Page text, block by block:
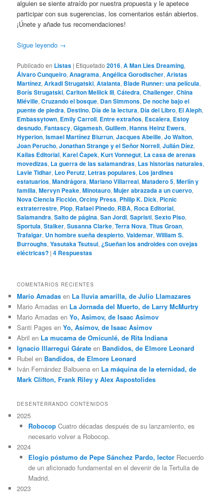
alguien se siente atraído por nuestra propuesta y le apetece
participar con sus sugerencias, los comentarios están abiertos.
¡Únete y añade tus recomendaciones!
Sigue leyendo →
Publicado en Listas | Etiquetado 2016,A Man Lies Dreaming,
Álvaro Cunqueiro,Anagrama,Angélica Gorodischer,Aristas
Martínez,Arkadi Strugatski,Atalanta, Blade Runner: una película,
Borís Strugatski,Carlton Mellick III,Cátedra,Challenger,China
Miéville,Cruzando el bosque, Dan Simmons, De noche bajo el
puente de piedra, Destino, Día de la lectura, Día del Libro, El Aleph,
Embassytown, Emily Carroll, Entre extraños, Escalera, Estoy
desnudo,Fantascy,Gigamesh,Guillem,Hanns Heinz Ewers,
Hyperion,Ismael Martínez Biurrun,Jacques Abeille,Jo Walton,
Joan Perucho,Jonathan Strange y el Señor Norrell,Julián Díez,
Kailas Editorial,Karel Čapek,Kurt Vonnegut, La casa de arenas
movedizas, La guerra de las salamandras, Las historias naturales,
Lavie Tidhar, Leo Perutz, Letras populares, Los jardines
estatuarios,Mandrágora,Mariano Villarreal,Matadero 5,Merlín y
familia,Mervyn Peake,Minotauro,Mujer abrazada a un cuervo,
Nova Ciencia Ficción,Orciny Press, Philip K. Dick, Picnic
extraterrestre, Plop, Rafael Pinedo, RBA, Roca Editorial,
Salamandra,Salto de página,San Jordi,Sapristi,Sexto Piso,
Sportula,Stalker,Susanna Clarke,Terra Nova,Titus Groan,
Trafalgar, Un hombre sueña despierto,Valdemar,William S.
Burroughs,Yasutaka Tsutsui, ¿Sueñan los androides con ovejas
eléctricas? |4 Respuestas
COMENTARIOS RECIENTES
Mario Amadas en La lluvia amarilla, de Julio Llamazares
Mario Amadas en La Jornada del Muerto, de Larry McMurtry
Mario Amadas enYo, Asimov, de Isaac Asimov
Santi Pages enYo, Asimov, de Isaac Asimov
Abril en La mucama de Omicunlé, de Rita Indiana
Ignacio Illarregui Gárate en Bandidos, de Elmore Leonard
Rubel en Bandidos, de Elmore Leonard
Iván Fernández Balbuena en La máquina de la eternidad, de
Mark Clifton, Frank Riley y Alex Aspostolides
DESENTERRANDO CONTENIDOS
2025
RobocopCuatro décadas después de su lanzamiento, es
necesario volver a Robocop.
2024
Elogio póstumo de Pepe Sánchez Pardo, lectorRecuerdo
de un aficionado fundamental en el devenir de la Tertulia de
Madrid.
2023